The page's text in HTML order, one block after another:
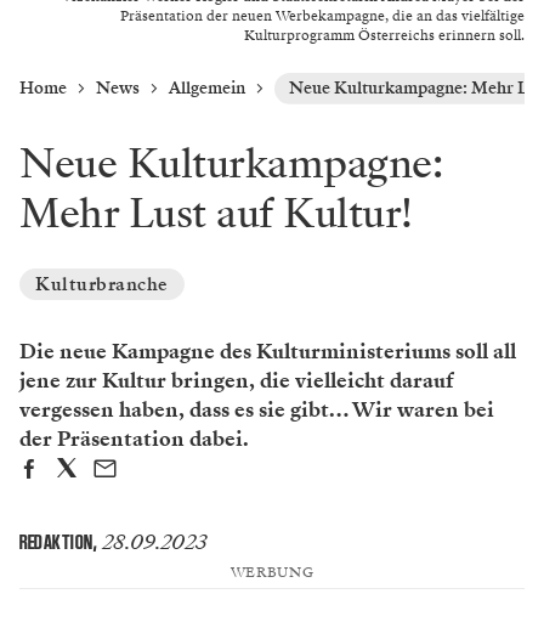
Präsentation der neuen Werbekampagne, die an das vielfältige
Kulturprogramm Österreichs erinnern soll.
Home News Allgemein Neue Kulturkampagne: Mehr
Neue Kulturkampagne:
Mehr Lust auf Kultur!
Kulturbranche
Die neue Kampagne des Kulturministeriums soll all
jene zur Kultur bringen, die vielleicht darauf
vergessen haben, dass es sie gibt… Wir waren bei
der Präsentation dabei.
REDAKTION, 28.09.2023
WERBUNG